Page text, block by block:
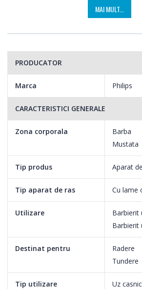
MAI MULT...
PRODUCATOR
Marca Philips
CARACTERISTICI GENERALE
Zona corporala
Barba
Mustata
Tip produs Aparat
Tip aparat de ras Cu lame
Utilizare
Barbierit
Barbierit
Destinat pentru
Radere
Tundere
Tip utilizare Uz casnic